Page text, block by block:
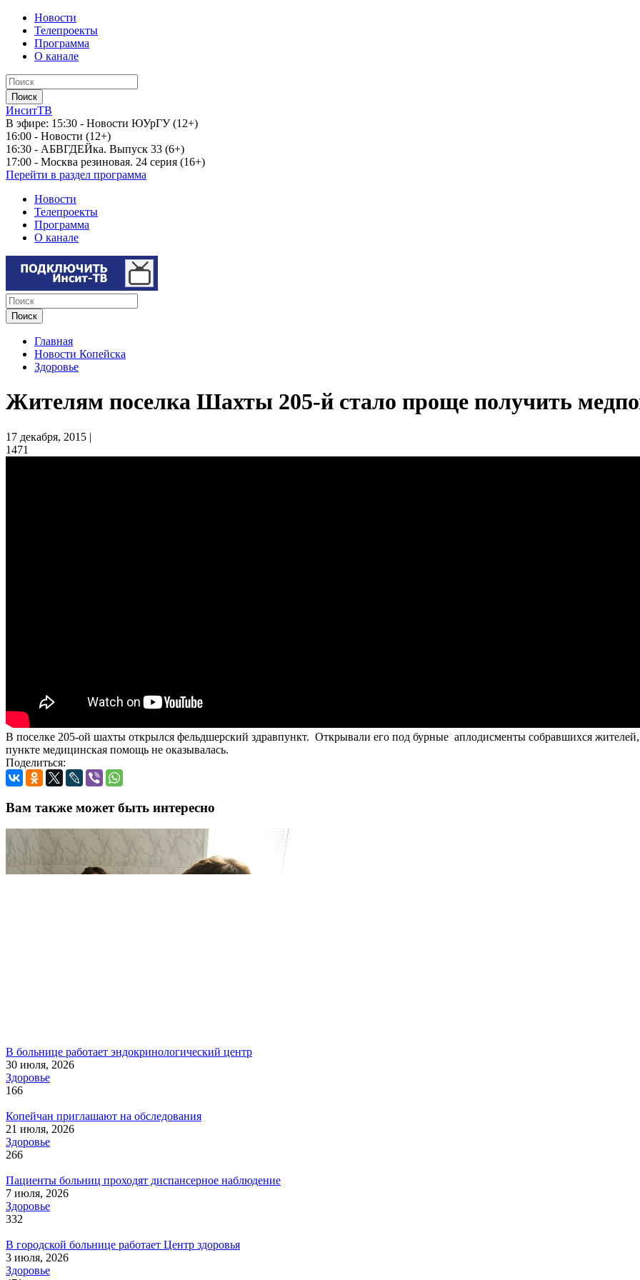
Новости
Телепроекты
Программа
О канале
ИнситТВ
В эфире: 15:30 - Новости ЮУрГУ (12+)
16:00 - Новости (12+)
16:30 - АБВГДЕЙка. Выпуск 33 (6+)
17:00 - Москва резиновая. 24 серия (16+)
Перейти в раздел программа
Новости
Телепроекты
Программа
О канале
Главная
Новости Копейска
Здоровье
Жителям поселка Шахты 205-й стало проще получить
17 декабря, 2015 |
1471
В поселке 205-ой шахты открылся фельдшерский здравпункт. Открывали его под бурные аплодисменты собравшихся жителей,
пункте медицинская помощь не оказывалась.
Поделиться:
Вам также может быть интересно
В больнице работает эндокринологический центр
30 июля, 2026
Здоровье
166
Копейчан приглашают на обследования
21 июля, 2026
Здоровье
266
Пациенты больниц проходят диспансерное наблюдение
7 июля, 2026
Здоровье
332
В городской больнице работает Центр здоровья
3 июля, 2026
Здоровье